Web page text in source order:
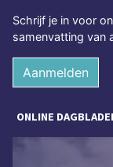
Schrijf je in voor
samenvatting van
Aanmelden
ONLINE